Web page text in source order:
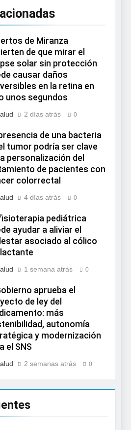
de Miranza
de que mirar el
solar sin protección
causar daños
en la retina en
unos segundos
2 días atrás 0
de una bacteria
tumor podría ser clave
personalización del
de pacientes con
colorrectal
4 días atrás 0
pediátrica
ayudar a aliviar el
asociado al cólico
1 semana atrás 0
aprueba el
de ley del
más
autonomía
y modernización
el SNS
2 semanas atrás 0